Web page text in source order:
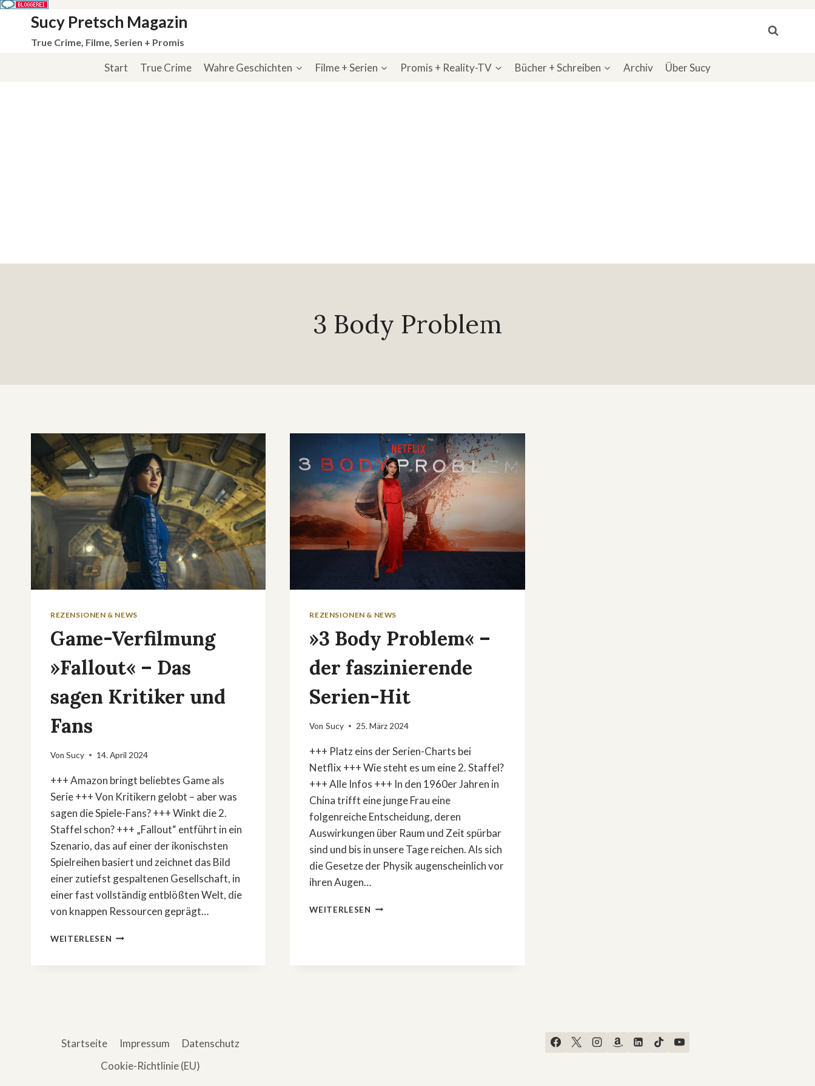
springen
Sucy Pretsch Magazin
True Crime, Filme, Serien + Promis
Start True Crime Wahre Geschichten Filme + Serien Promis + Reality-TV Bücher + Schreiben Archiv Über Sucy
3 Body Problem
REZENSIONEN & NEWS
Game-Verfilmung
»Fallout« – Das
sagen Kritiker und
Fans
Von Sucy 14. April 2024
+++ Amazon bringt beliebtes Game als
Serie +++ Von Kritikern gelobt – aber was
sagen die Spiele-Fans? +++ Winkt die 2.
Staffel schon? +++ „Fallout“ entführt in ein
Szenario, das auf einer der ikonischsten
Spielreihen basiert und zeichnet das Bild
einer zutiefst gespaltenen Gesellschaft, in
einer fast vollständig entblößten Welt, die
von knappen Ressourcen geprägt…
WEITERLESEN GAME-
REZENSIONEN & NEWS
»3 Body Problem« –
der faszinierende
Serien-Hit
Von Sucy 25. März 2024
+++ Platz eins der Serien-Charts bei
Netflix +++ Wie steht es um eine 2. Staffel?
+++ Alle Infos +++ In den 1960er Jahren in
China trifft eine junge Frau eine
folgenreiche Entscheidung, deren
Auswirkungen über Raum und Zeit spürbar
sind und bis in unsere Tage reichen. Als sich
die Gesetze der Physik augenscheinlich vor
ihren Augen…
WEITERLESEN
Startseite Impressum
Datenschutz
Cookie-Richtlinie (EU)